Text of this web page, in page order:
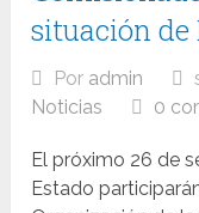
situación de
Por admin
Noticias
0
El próximo 26 de
Estado